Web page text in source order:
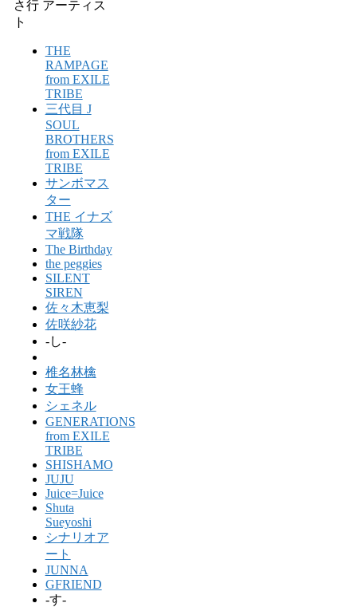
さ行 アーティス
ト
THE
RAMPAGE
from EXILE
TRIBE
三代目 J
SOUL
BROTHERS
from EXILE
TRIBE
サンボマス
ター
THE イナズ
マ戦隊
The Birthday
the peggies
SILENT
SIREN
佐々木恵梨
佐咲紗花
-し-
椎名林檎
女王蜂
シェネル
GENERATIONS
from EXILE
TRIBE
SHISHAMO
JUJU
Juice=Juice
Shuta
Sueyoshi
シナリオア
ート
JUNNA
GFRIEND
-す-